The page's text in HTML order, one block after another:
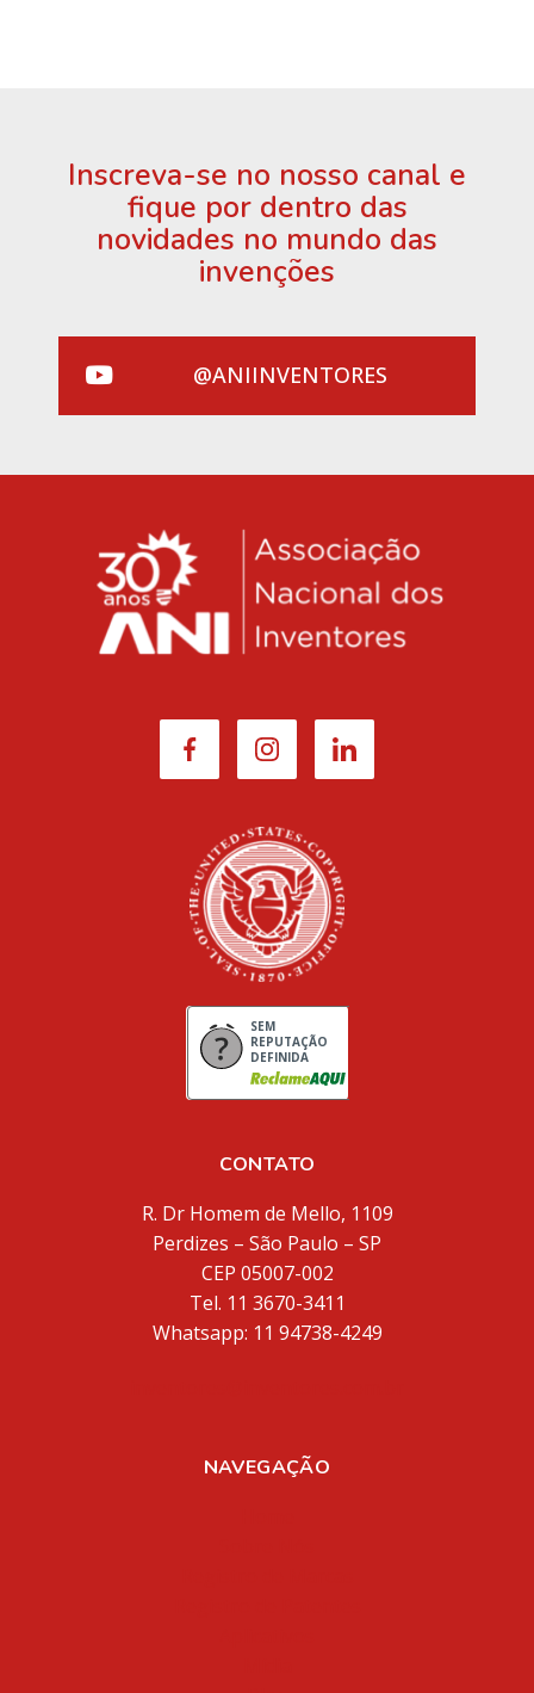
Inscreva-se no nosso canal e
fique por dentro das
novidades no mundo das
invenções
@ANIINVENTORES
SEM
REPUTAÇÃO
DEFINIDA
CONTATO
R. Dr Homem de Mello, 1109
Perdizes – São Paulo – SP
CEP 05007-002
Tel. 11 3670-3411
Whatsapp: 11 94738-4249
NAVEGAÇÃO